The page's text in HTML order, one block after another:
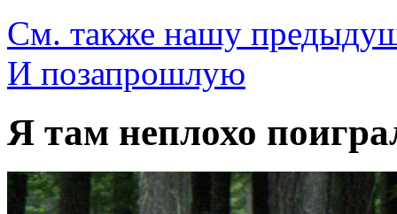
См. также нашу
И позапрошлую
Я там неплохо